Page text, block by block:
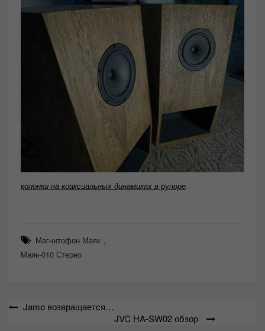
колонки на коаксиальных динамиках в рупоре
Магнитофон Маяк ,
Маяк-010 Стерео
Навигация
Jamo возвращается…
JVC HA-SW02 обзор